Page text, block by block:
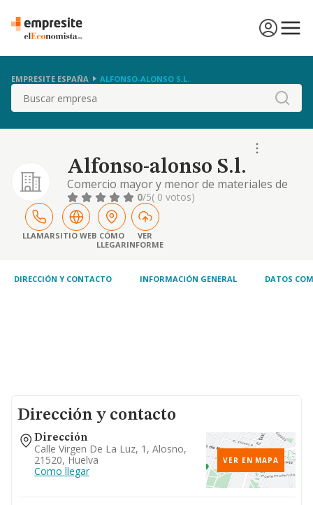
EMPRESITE ESPAÑA ALFONSO-ALONSO S.L.
Buscar
Alfonso-alonso S.l.
Comercio mayor y menor de materiales de
construccion. para el desenvolvimiento de
los actos que constituyen el objeto social, la
entidad podra llevar a cabo actos de
adquisicion, tenencia, administracion,
explotacion, de
0/5( 0 votos)
LLAMARSITIO WEB CÓMO
LLEGAR
VER
INFORME
DIRECCIÓN Y CONTACTO INFORMACIÓN GENERAL DATOS
Dirección y contacto
Dirección
Calle Virgen De La Luz, 1, Alosno,
21520, Huelva
Como llegar
VER EN MAPA